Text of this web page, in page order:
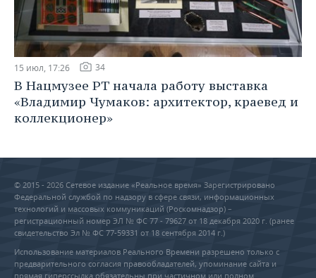
15 июл, 17:26 34
В Нацмузее РТ начала работу выставка
«Владимир Чумаков: архитектор, краевед и
коллекционер»
© 2015 - 2026 Сетевое издание «Реальное время» Зарегистрировано
Федеральной службой по надзору в сфере связи, информационных
технологий и массовых коммуникаций (Роскомнадзор) –
регистрационный номер ЭЛ № ФС 77 - 79627 от 18 декабря 2020 г. (ранее
свидетельство Эл № ФС 77-59331 от 18 сентября 2014 г.)
Использование материалов Реального Времени разрешено только с
предварительного согласия правообладателей, упоминание сайта и
прямая гиперссылка обязательны при частичном или полном